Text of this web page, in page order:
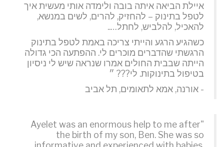
איילת הביאה איתה בובה ולימדה אותי מעשית איך
לטפל בתינוק – להחזיק, להרים, לשים במנשא,
להאכיל, להלביש, לחתל…..
כשהגיע הרגע והייתי צריכה באמת לטפל בתינוק
הרגשתי שהדברים מוכרים לי. ההפתעה הכי גדולה
הייתה שבבית החולים אמרו שנראה שיש לי ניסיון
בטיפול בתינוקות. לי??? ״
- אורנה, אמא לתאומים, תל אביב
"Ayelet was an enormous help to me after
the birth of my son, Ben. She was so